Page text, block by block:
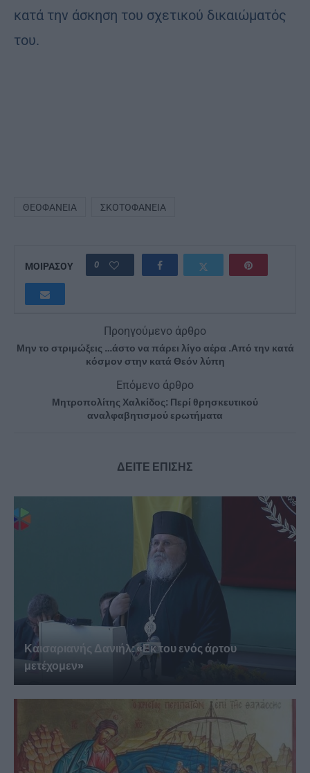
κατά την άσκηση του σχετικού δικαιώματός
του.
ΘΕΟΦΆΝΕΙΑ ΣΚΟΤΟΦΆΝΕΙΑ
ΜΟΙΡΑΣΟΥ 0
Προηγούμενο άρθρο
Μην το στριμώξεις …άστο να πάρει λίγο αέρα .Από την κατά
κόσμον στην κατά Θεόν λύπη
Επόμενο άρθρο
Μητροπολίτης Χαλκίδος: Περί θρησκευτικού
αναλφαβητισμού ερωτήματα
ΔΕΙΤΕ ΕΠΙΣΗΣ
Καισαριανής Δανιήλ: «Εκ του ενός άρτου
μετέχομεν»